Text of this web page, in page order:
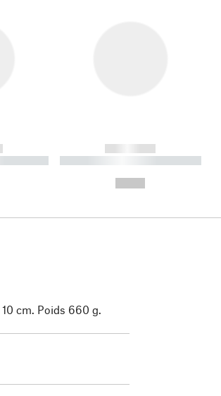
----------
------------
----------- ----------- ----------
cm. Poids 660 g.